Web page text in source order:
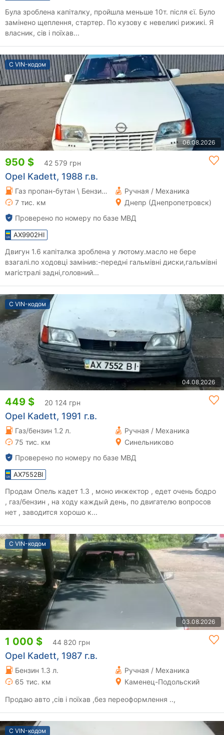
Була зроблена капіталку, пройшла меньше 10т. після єї. Було
замінено щеплення, стартер. По кузову є невеликі рижикі. Я
власник, сів і поїхав...
С VIN-кодом
06.08.2026
950 $ 42 579 грн
Opel Kadett, 1988 г.в.
Газ пропан-бутан \ Бензин 1.3 л.
Ручная / Механика
7 тис. км
Днепр (Днепропетровск)
Проверено по номеру по базе МВД
AX9902HI
Двигун 1.6 капіталка зроблена у лютому.масло не бере
взагалі.по ходовці замінив:-передні гальмівні диски,гальмівні
магістралі задні,головний...
С VIN-кодом
04.08.2026
449 $ 20 124 грн
Opel Kadett, 1991 г.в.
Газ/бензин 1.2 л.
Ручная / Механика
75 тис. км
Синельниково
Проверено по номеру по базе МВД
AX7552BI
Продам Опель кадет 1.3 , моно инжектор , едет очень бодро
, газ/бензин , на ходу каждый день, по двигателю вопросов
нет , заводится хорошо к...
С VIN-кодом
03.08.2026
1 000 $ 44 820 грн
Opel Kadett, 1987 г.в.
Бензин 1.3 л.
Ручная / Механика
65 тис. км
Каменец-Подольский
Продаю авто ,сів і поїхав ,без переоформлення ..,
С VIN-кодом